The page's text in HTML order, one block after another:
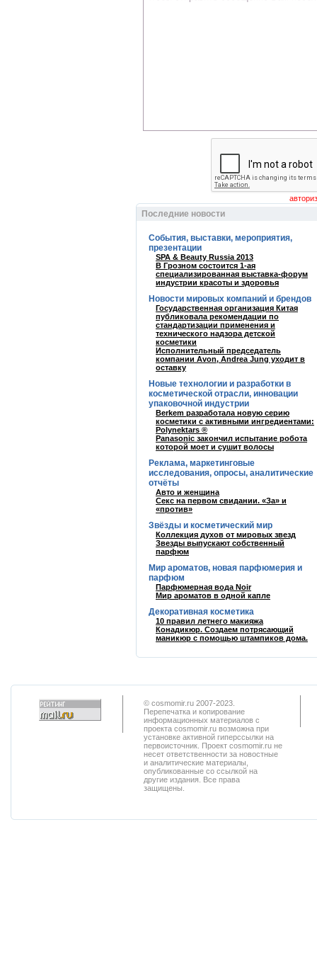
Последние новости
События, выставки, мероприятия,
презентации
SPA & Beauty Russia 2013
В Грозном состоится 1-ая
специализированная выставка-форум
индустрии красоты и здоровья
Новости мировых компаний и брендов
Государственная организация Китая
публиковала рекомендации по
стандартизации применения и
технического надзора детской
косметики
Исполнительный председатель
компании Avon, Andrea Jung уходит в
оставку
Новые технологии и разработки в
косметической отрасли, инновации
упаковочной индустрии
Berkem разработала новую серию
косметики с активными ингредиентами:
Polynektars ®
Panasonic закончил испытание робота
которой моет и сушит волосы
Реклама, маркетинговые
исследования, опросы, аналитические
отчёты
Авто и женщина
Секс на первом свидании. «За» и
«против»
Звёзды и косметический мир
Коллекция духов от мировых звезд
Звезды выпускают собственный
парфюм
Мир ароматов, новая парфюмерия и
парфюм
Парфюмерная вода Noir
Мир ароматов в одной капле
Декоративная косметика
10 правил летнего макияжа
Конадикюр. Создаем потрясающий
маникюр с помощью штампиков дома.
© cosmomir.ru 2007-2023.
Перепечатка и копирование
информационных материалов с
проекта cosmomir.ru возможна при
установке активной гиперссылки на
первоисточник. Проект cosmomir.ru не
несет ответственности за новостные
и аналитические материалы,
опубликованные со ссылкой на
другие издания. Все права
защищены.